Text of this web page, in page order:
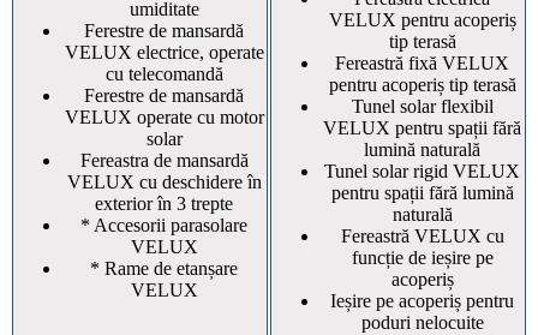
umiditate
Ferestre de mansardă
VELUX electrice, operate
cu telecomandă
Ferestre de mansardă
VELUX operate cu motor
solar
Fereastra de mansardă
VELUX cu deschidere în
exterior în 3 trepte
* Accesorii parasolare
VELUX
* Rame de etanșare
VELUX
VELUX pentru acoperiș
tip terasă
Fereastră fixă VELUX
pentru acoperiș tip terasă
Tunel solar flexibil
VELUX pentru spații fără
lumină naturală
Tunel solar rigid VELUX
pentru spații fără lumină
naturală
Fereastră VELUX cu
funcție de ieșire pe
acoperiș
Ieșire pe acoperiș pentru
poduri nelocuite